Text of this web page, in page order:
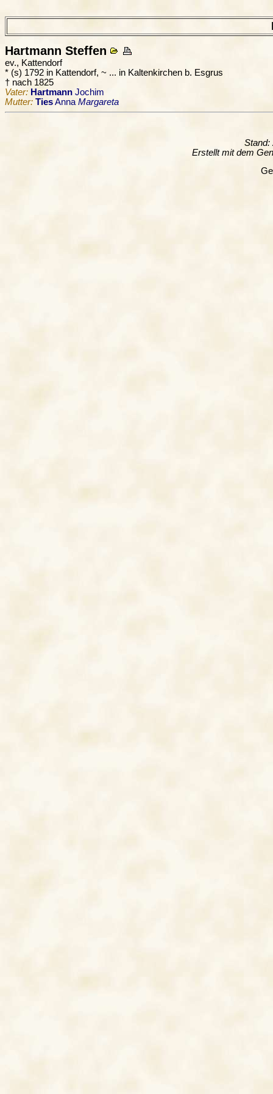
Hartmann Steffen
ev., Kattendorf
* (s) 1792 in Kattendorf, ~ ... in Kaltenkirchen b. Esgrus
† nach 1825
Vater: Hartmann Jochim
Mutter: TiesAnnaMargareta
Stand:
Erstellt mit dem